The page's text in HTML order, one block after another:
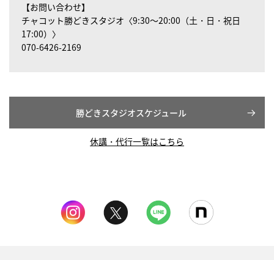
【お問い合わせ】
チャコット勝どきスタジオ〈9:30～20:00（土・日・祝日
17:00）〉
070-6426-2169
勝どきスタジオスケジュール
休講・代行一覧はこちら